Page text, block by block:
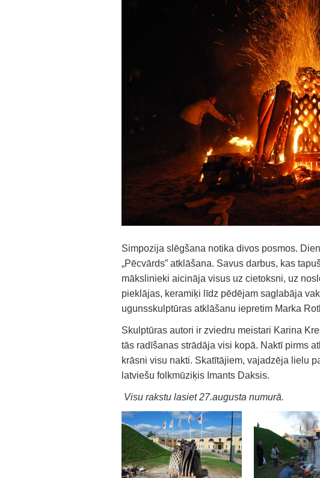
Simpozija slēgšana notika divos posmos.
„Pēcvārds” atklāšana. Savus darbus, kas
mākslinieki aicināja visus uz cietoksni, uz
pieklājas, keramiķi līdz pēdējam saglabāja
ugunsskulptūras atklāšanu iepretim Marka
Skulptūras autori ir zviedru meistari Karina
tās radīšanas strādāja visi kopā. Naktī pirms
krāsni visu nakti. Skatītājiem, vajadzēja lielu
latviešu folkmūziķis Imants Daksis.
Visu rakstu lasiet 27.augusta numurā.